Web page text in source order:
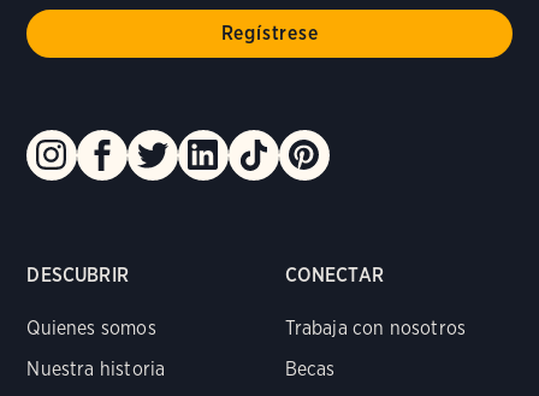
DESCUBRIR
Quienes somos
Nuestra historia
CONECTAR
Trabaja con nosotros
Becas